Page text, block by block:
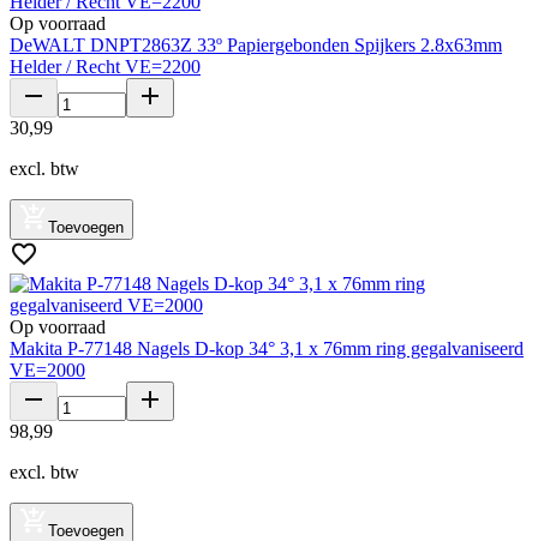
Op voorraad
DeWALT DNPT2863Z 33º Papiergebonden Spijkers 2.8x63mm
Helder / Recht VE=2200
30,99
excl. btw
Toevoegen
Op voorraad
Makita P-77148 Nagels D-kop 34° 3,1 x 76mm ring gegalvaniseerd
VE=2000
98,99
excl. btw
Toevoegen